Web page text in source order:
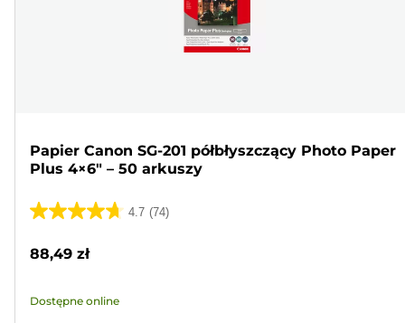
Papier Canon SG-201 półbłyszczący Photo Paper
Plus 4×6" – 50 arkuszy
4.7 (74)
4.7
5
74
88,49 zł
Dostępne online